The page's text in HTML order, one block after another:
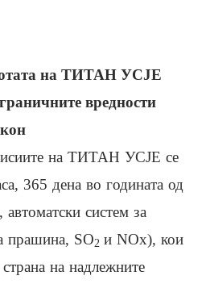
на ТИТАН УСЈЕ
вредности
на ТИТАН УСЈЕ се
365 дена во годината од
автоматски систем за
прашина, SO2 и NOx), кои
на надлежните